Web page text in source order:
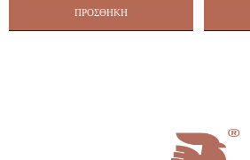
500gr
ΠΡΟΣΘΉΚΗ
35